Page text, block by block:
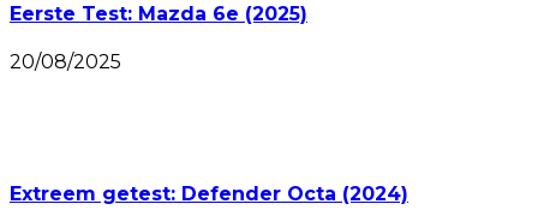
Eerste Test: Mazda 6e (2025)
20/08/2025
Extreem getest: Defender Octa (2024)